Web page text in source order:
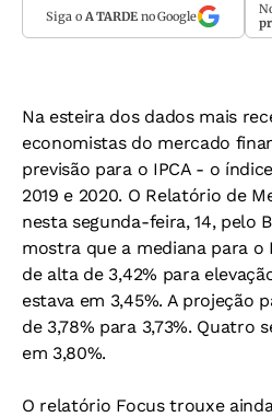
Siga o A TARDEno Google
Na esteira dos dados mais
economistas do mercado
previsão para o IPCA - o
2019 e 2020. O Relatório de
nesta segunda-feira, 14, pelo
mostra que a mediana para o
de alta de 3,42% para
estava em 3,45%. A projeção
de 3,78% para 3,73%. Quatro
em 3,80%.
O relatório Focus trouxe